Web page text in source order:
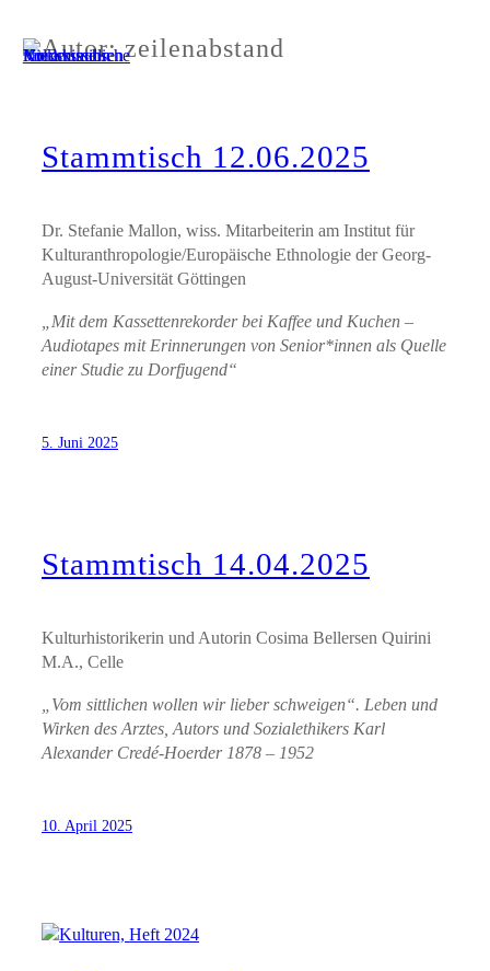
Zum
Inhalt
Autor:zeilenabstand
Stammtisch 12.06.2025
Dr. Stefanie Mallon, wiss. Mitarbeiterin am Institut für
Kulturanthropologie/Europäische Ethnologie der Georg-
August-Universität Göttingen
„Mit dem Kassettenrekorder bei Kaffee und Kuchen –
Audiotapes mit Erinnerungen von Senior*innen als Quelle
einer Studie zu Dorfjugend“
5. Juni 2025
Stammtisch 14.04.2025
Kulturhistorikerin und Autorin Cosima Bellersen Quirini
M.A., Celle
„Vom sittlichen wollen wir lieber schweigen“. Leben und
Wirken des Arztes, Autors und Sozialethikers Karl
Alexander Credé-Hoerder 1878 – 1952
10. April 2025